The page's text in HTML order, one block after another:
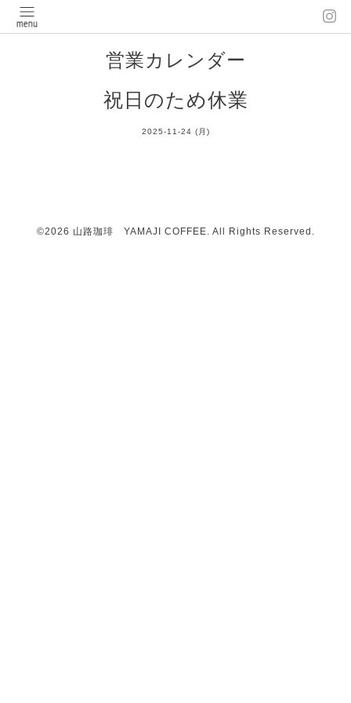
営業カレンダー
祝日のため休業
2025-11-24 (月)
©2026 山路珈琲 YAMAJI COFFEE. All Rights Reserved.